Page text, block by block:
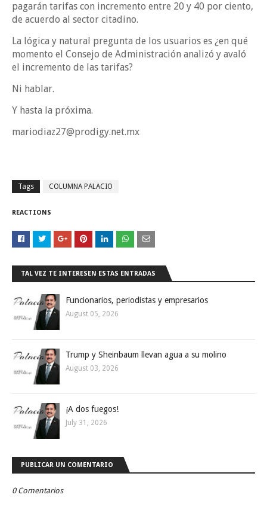
pagarán tarifas con incremento entre 20 y 40 por ciento,
de acuerdo al sector citadino.
La lógica y natural pregunta de los usuarios es ¿en qué
momento el Consejo de Administración analizó y avaló
el incremento de las tarifas?
Ni hablar.
Y hasta la próxima.
mariodiaz27@prodigy.net.mx
Tags COLUMNA PALACIO
REACTIONS
TAL VEZ TE INTERESEN ESTAS ENTRADAS
Funcionarios, periodistas y empresarios
August 05, 2026
Trump y Sheinbaum llevan agua a su molino
August 03, 2026
¡A dos fuegos!
July 31, 2026
PUBLICAR UN COMENTARIO
0 Comentarios